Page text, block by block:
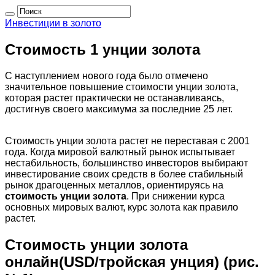
Инвестиции в золото
Стоимость 1 унции золота
С наступлением нового года было отмечено
значительное повышение стоимости унции золота,
которая растет практически не останавливаясь,
достигнув своего максимума за последние 25 лет.
Стоимость унции золота растет не переставая с 2001
года. Когда мировой валютный рынок испытывает
нестабильность, большинство инвесторов выбирают
инвестирование своих средств в более стабильный
рынок драгоценных металлов, ориентируясь на
стоимость унции золота. При снижении курса
основных мировых валют, курс золота как правило
растет.
Стоимость унции золота
онлайн(USD/тройская унция) (рис.